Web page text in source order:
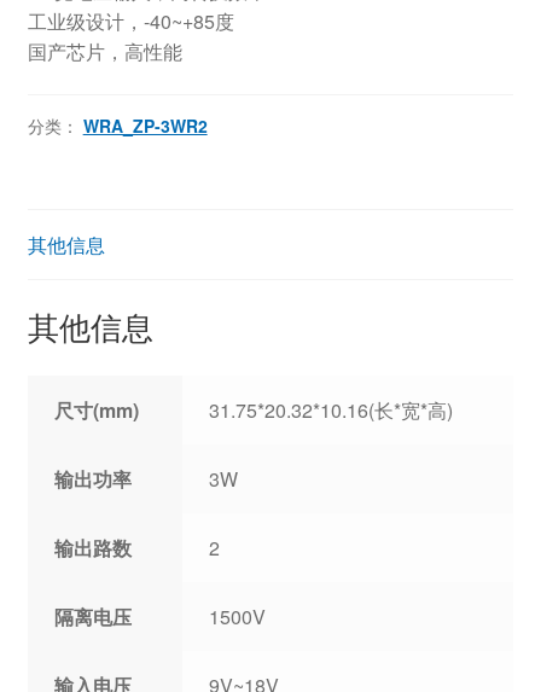
工业级设计，-40~+85度
国产芯片，高性能
分类： WRA_ZP-3WR2
其他信息
其他信息
尺寸(mm) 31.75*20.32*10.16(长*宽*高)
输出功率 3W
输出路数 2
隔离电压 1500V
输入电压 9V~18V